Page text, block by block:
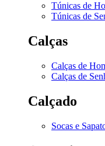
Túnicas de
Túnicas de
Calças
Calças de
Calças de
Calçado
Socas e